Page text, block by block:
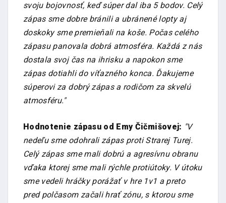
svoju bojovnosť, keď súper dal iba 5 bodov. Celý
zápas sme dobre bránili a ubránené lopty aj
doskoky sme premieňali na koše. Počas celého
zápasu panovala dobrá atmosféra. Každá z nás
dostala svoj čas na ihrisku a napokon sme
zápas dotiahli do víťazného konca. Ďakujeme
súperovi za dobrý zápas a rodičom za skvelú
atmosféru."
Hodnotenie zápasu od Emy Čičmišovej: "V
nedeľu sme odohrali zápas proti Strarej Turej.
Celý zápas sme mali dobrú a agresívnu obranu
vďaka ktorej sme mali rýchle protiútoky. V útoku
sme vedeli hráčky porážať v hre 1v1 a preto
pred polčasom začali hrať zónu, s ktorou sme